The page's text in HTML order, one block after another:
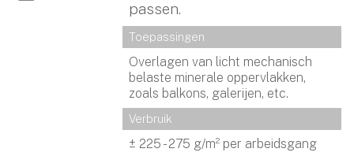
passen.
Toepassingen
Overlagen van licht mechanisch
belaste minerale oppervlakken,
zoals balkons, galerijen, etc.
Verbruik
± 225 - 275 g/m² per arbeidsgang